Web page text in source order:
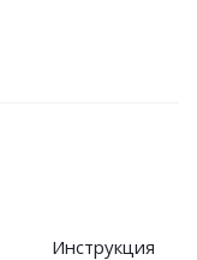
Инструкция